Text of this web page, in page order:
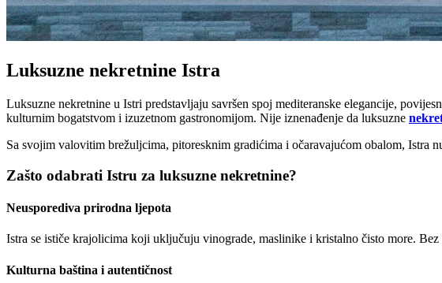
Luksuzne nekretnine Istra
Luksuzne nekretnine u Istri predstavljaju savršen spoj mediteranske elegancije,
kulturnim bogatstvom i izuzetnom gastronomijom. Nije iznenađenje da luksuzne
Sa svojim valovitim brežuljcima, pitoresknim gradićima i očaravajućom obalom, Istra
Zašto odabrati Istru za luksuzne nekretnine?
Neusporediva prirodna ljepota
Istra se ističe krajolicima koji uključuju vinograde, maslinike i kristalno čisto more.
Kulturna baština i autentičnost